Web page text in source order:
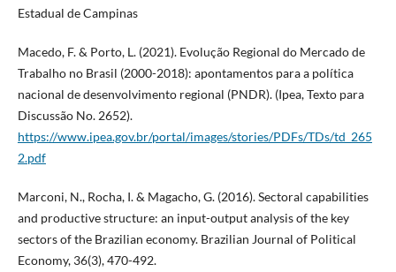
Estadual de Campinas
Macedo, F. & Porto, L. (2021). Evolução Regional do Mercado de
Trabalho no Brasil (2000-2018): apontamentos para a política
nacional de desenvolvimento regional (PNDR). (Ipea, Texto para
Discussão No. 2652).
https://www.ipea.gov.br/portal/images/stories/PDFs/TDs/td_265
2.pdf
Marconi, N., Rocha, I. & Magacho, G. (2016). Sectoral capabilities
and productive structure: an input-output analysis of the key
sectors of the Brazilian economy. Brazilian Journal of Political
Economy, 36(3), 470-492.